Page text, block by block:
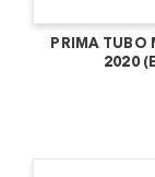
PRIMA TUBO
2020